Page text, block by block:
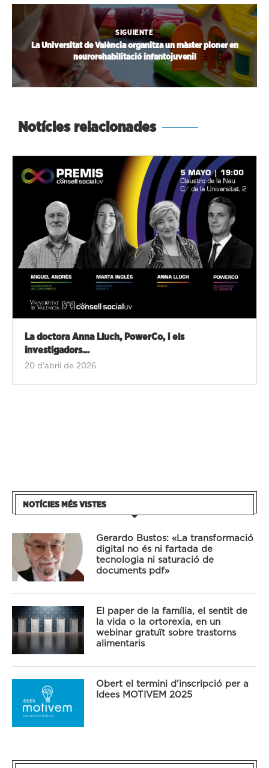
SIGUIENTE
La Universitat de València organitza un màster pioner en
neurorehabilitació infantojuvenil
Notícies relacionades
La doctora Anna Lluch, PowerCo, i els
investigadors...
20 d'abril de 2026
NOTÍCIES MÉS VISTES
Gerardo Bustos: «La transformació
digital no és ni fartada de
tecnologia ni saturació de
documents pdf»
El paper de la família, el sentit de
la vida o la ortorexia, en un
webinar gratuït sobre trastorns
alimentaris
Obert el termini d’inscripció per a
Idees MOTIVEM 2025